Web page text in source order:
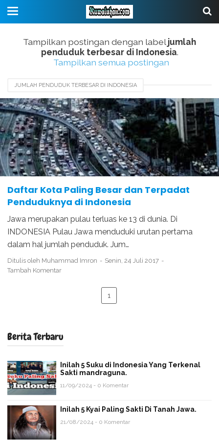
Tampilkan postingan dengan labeljumlah
penduduk terbesar di Indonesia.
Tampilkan semua postingan
JUMLAH PENDUDUK TERBESAR DI INDONESIA
KOTA BESAR DI INDONESIA KOTA PALING PADAT PENDUDUKNYA
KOTA TERPADAT INDONESIA
KOTA TERPADAT PENDUDUKNYA DI INDONESIA
Daftar Kota Paling Besar dan Terpadat
Penduduknya di Indonesia
Jawa merupakan pulau terluas ke 13 di dunia. Di
INDONESIA Pulau Jawa menduduki urutan pertama
dalam hal jumlah penduduk. Jum…
Ditulis oleh Muhammad Imron
Senin, 24 Juli 2017
Tambah Komentar
1
Berita Terbaru
Inilah 5 Suku di Indonesia Yang Terkenal
Sakti mandraguna.
11/09/2024 - 0 Komentar
Inilah 5 Kyai Paling Sakti Di Tanah Jawa.
21/08/2024 - 0 Komentar